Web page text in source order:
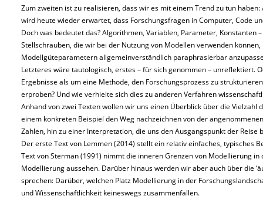
Zum zweiten ist zu realisieren, dass wir es mit einem Trend zu tun
wird heute wieder erwartet, dass Forschungsfragen in Computer, Code
Doch was bedeutet das? Algorithmen, Variablen, Parameter, Konstanten
Stellschrauben, die wir bei der Nutzung von Modellen verwenden
Modellgüteparametern allgemeinverständlich paraphrasierbar
Letzteres wäre tautologisch, erstes – für sich genommen – unreflektiert.
Ergebnisse als um eine Methode, den Forschungsprozess zu
erproben? Und wie verhielte sich dies zu anderen Verfahren
Anhand von zwei Texten wollen wir uns einen Überblick über die Vielzahl
einem konkreten Beispiel den Weg nachzeichnen von der
Zahlen, hin zu einer Interpretation, die uns den Ausgangspunkt der Reise
Der erste Text von Lemmen (2014) stellt ein relativ einfaches, typisches
Text von Sterman (1991) nimmt die inneren Grenzen von Modellierung in
Modellierung aussehen. Darüber hinaus werden wir aber auch über die
sprechen: Darüber, welchen Platz Modellierung in der
und Wissenschaftlichkeit keineswegs zusammenfallen.